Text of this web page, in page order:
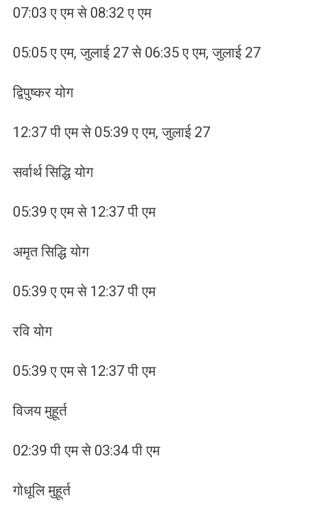
07:03 ए एम से 08:32 ए एम
05:05 ए एम, जुलाई 27 से 06:35 ए एम, जुलाई 27
द्विपुष्कर योग
12:37 पी एम से 05:39 ए एम, जुलाई 27
सर्वार्थ सिद्धि योग
05:39 ए एम से 12:37 पी एम
अमृत सिद्धि योग
05:39 ए एम से 12:37 पी एम
रवि योग
05:39 ए एम से 12:37 पी एम
विजय मुहूर्त
02:39 पी एम से 03:34 पी एम
गोधूलि मुहूर्त